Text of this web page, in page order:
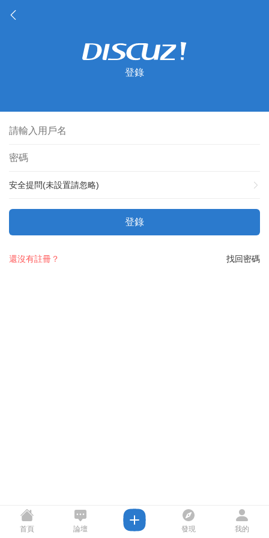
登錄
安全提問(未設置請忽略)
登錄
找回密碼
還沒有註冊？
首頁 論壇 發現 我的